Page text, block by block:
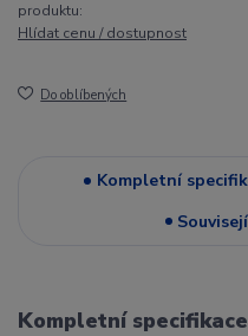
produktu:
Hlídat cenu / dostupnost
Do oblíbených
Kompletní
Kompletní specifikace